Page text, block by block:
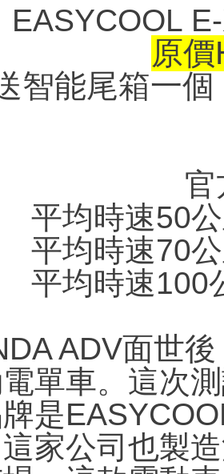
EASYCOOL
原
智能尾箱一
官
平均時速50
平均時速70
平均時速100
ADV面世
單車。這次
是
家公司也製